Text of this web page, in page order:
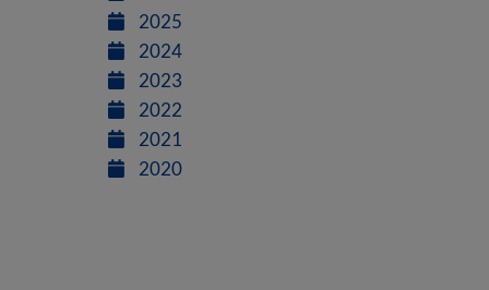
2025
2024
2023
2022
2021
2020